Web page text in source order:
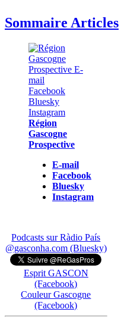
Sommaire Articles
Région
Gascogne
Prospective
E-mail
Facebook
Bluesky
Instagram
Podcasts sur Ràdio País
@gasconha.com (Bluesky)
Esprit GASCON
(Facebook)
Couleur Gascogne
(Facebook)